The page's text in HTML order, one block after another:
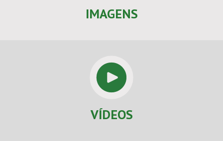
IMAGENS
VÍDEOS